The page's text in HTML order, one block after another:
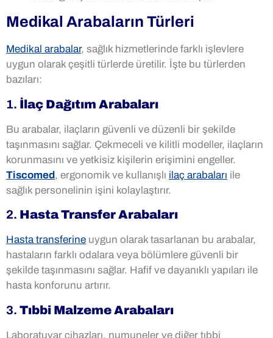
Medikal Arabaların Türleri
Medikal arabalar, sağlık hizmetlerinde farklı işlevlere
uygun olarak çeşitli türlerde üretilir. İşte bu türlerden
bazıları:
1. İlaç Dağıtım Arabaları
Bu arabalar, ilaçların güvenli ve düzenli bir şekilde
taşınmasını sağlar. Çekmeceli ve kilitli modeller, ilaçların
korunmasını ve yetkisiz kişilerin erişimini engeller.
Tiscomed, ergonomik ve kullanışlı ilaç arabaları ile
sağlık personelinin işini kolaylaştırır.
2. Hasta Transfer Arabaları
Hasta transferine uygun olarak tasarlanan bu arabalar,
hastaların farklı odalara veya bölümlere güvenli bir
şekilde taşınmasını sağlar. Hafif ve dayanıklı yapıları ile
hasta konforunu artırır.
3. Tıbbi Malzeme Arabaları
Laboratuvar cihazları, numuneler ve diğer tıbbi